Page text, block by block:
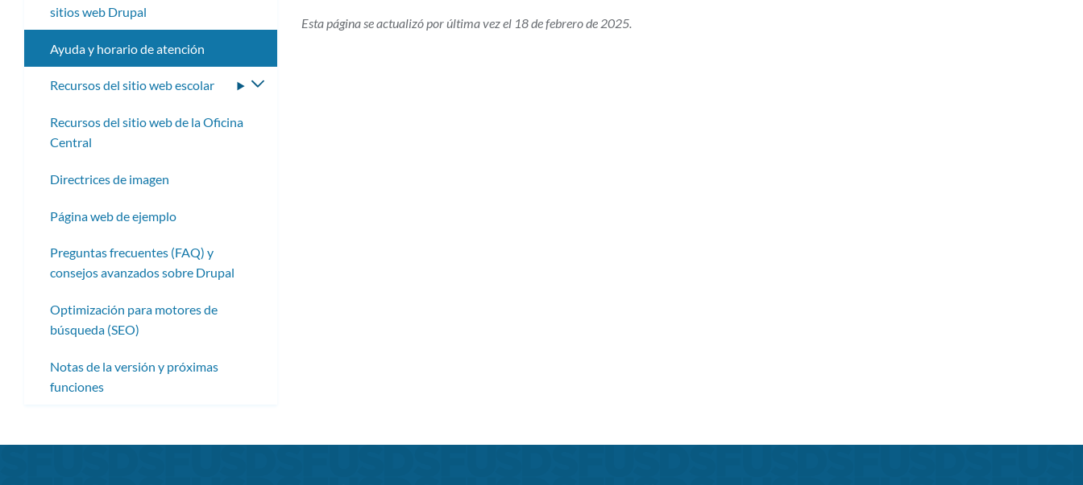
Esta página se actualizó por última vez el 18 de febrero de 2025.
sitios web Drupal
Ayuda y horario de atención
Recursos del sitio web escolar
Alternar
Recursos del sitio web de la Oficina
Central
Directrices de imagen
Página web de ejemplo
Preguntas frecuentes (FAQ) y
consejos avanzados sobre Drupal
Optimización para motores de
búsqueda (SEO)
Notas de la versión y próximas
funciones